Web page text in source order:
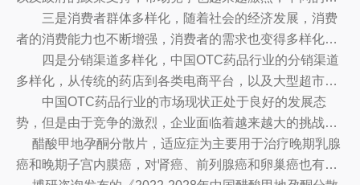
业纷纷投入大量的资源，加强品牌建设，推出更多的新产
品，以抢占市场份额。
三是消费者群体多样化，随着社会的经济发展，消费
者的消费能力也不断增强，消费者的需求也变得多样化，
各类OTC药品也受到了消费者的青睐，消费者群体也越来
越多样化，消费偏好也越来越多元化。
四是分销渠道多样化，中国OTC药品行业的分销渠道
多样化，从传统的药店到各类电商平台，以及大型超市、
便利店等，都成为OTC药品行业的分销渠道，为消费者提
供更多的选择。
中国OTC药品行业的市场现状正处于良好的发展态
势，但是由于竞争的激烈，企业面临着越来越大的挑战，
因此，企业需要深入研究市场，抓住市场机遇，建立品牌
优势，拓展新的发展方向，以赢得更多的市场份额。
醋酸甲地孕酮分散片，适应症为主要用于治疗晚期乳腺
癌和晚期子宫内膜癌，对肾癌、前列腺癌和卵巢癌也有一